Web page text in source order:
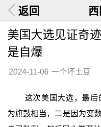
返回
美国大选见证奇
是自爆
2024-11-06 一个坏土豆
这次美国大选，最后
为旗鼓相当，二是因为变